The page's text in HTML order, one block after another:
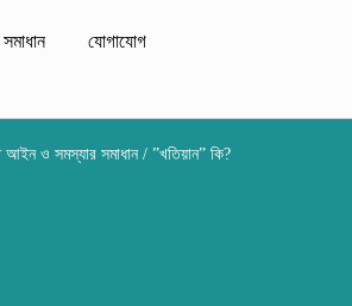
যোগাযোগ
আইন ও সমস্যার সমাধান/ ”খতিয়ান” কি?